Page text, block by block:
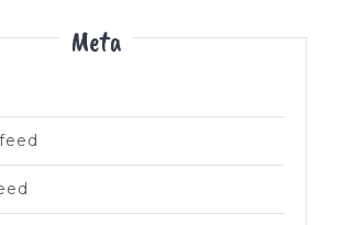
Meta